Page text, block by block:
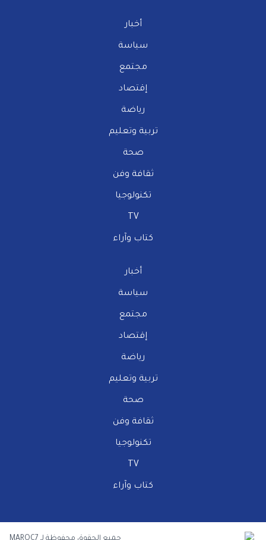
أخبار
سياسة
مجتمع
إقتصاد
رياضة
تربية وتعليم
صحة
ثقافة وفن
تكنولوجيا
TV
كتاب وآراء
أخبار
سياسة
مجتمع
إقتصاد
رياضة
تربية وتعليم
صحة
ثقافة وفن
تكنولوجيا
TV
كتاب وآراء